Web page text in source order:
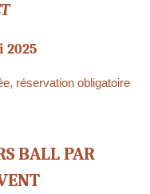
2025
réservation obligatoire
BALL PAR